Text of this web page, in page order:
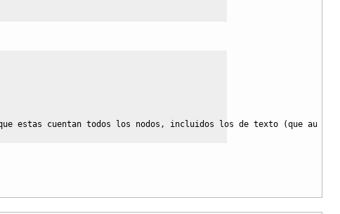
estas cuentan todos los nodos, incluidos los de texto (que